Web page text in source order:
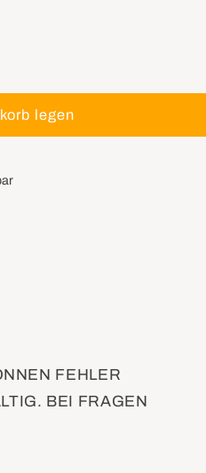
legen
FEHLER
BEI FRAGEN